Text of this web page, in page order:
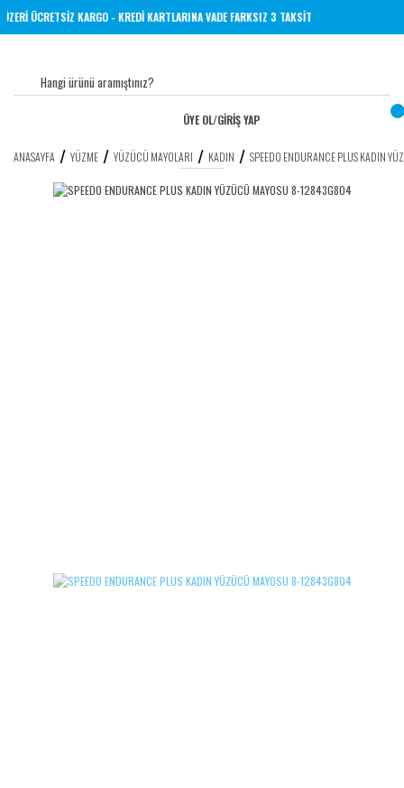
ÜZERİ ÜCRETSİZ KARGO - KREDİ KARTLARINA VADE FARKSIZ 3 TAKSİT
ÜYE OL/GİRİŞ YAP
ANASAYFA YÜZME YÜZÜCÜ MAYOLARI KADIN SPEEDO ENDURANCE PLUS KADIN